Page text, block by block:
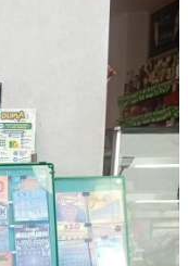
con ansia cada
amigos.